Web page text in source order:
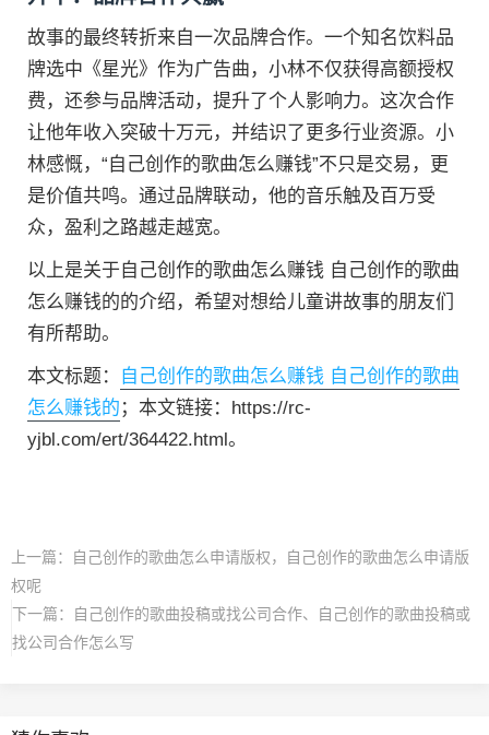
故事的最终转折来自一次品牌合作。一个知名饮料品
牌选中《星光》作为广告曲，小林不仅获得高额授权
费，还参与品牌活动，提升了个人影响力。这次合作
让他年收入突破十万元，并结识了更多行业资源。小
林感慨，“自己创作的歌曲怎么赚钱”不只是交易，更
是价值共鸣。通过品牌联动，他的音乐触及百万受
众，盈利之路越走越宽。
以上是关于自己创作的歌曲怎么赚钱 自己创作的歌曲
怎么赚钱的的介绍，希望对想给儿童讲故事的朋友们
有所帮助。
本文标题：
自己创作的歌曲怎么赚钱 自己创作的歌曲
怎么赚钱的 ；本文链接：https://rc-
yjbl.com/ert/364422.html。
上一篇：
自己创作的歌曲怎么申请版权，自己创作的歌曲怎么申请版
权呢
下一篇：
自己创作的歌曲投稿或找公司合作、自己创作的歌曲投稿或
找公司合作怎么写